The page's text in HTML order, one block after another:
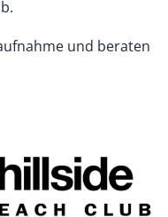
und beraten